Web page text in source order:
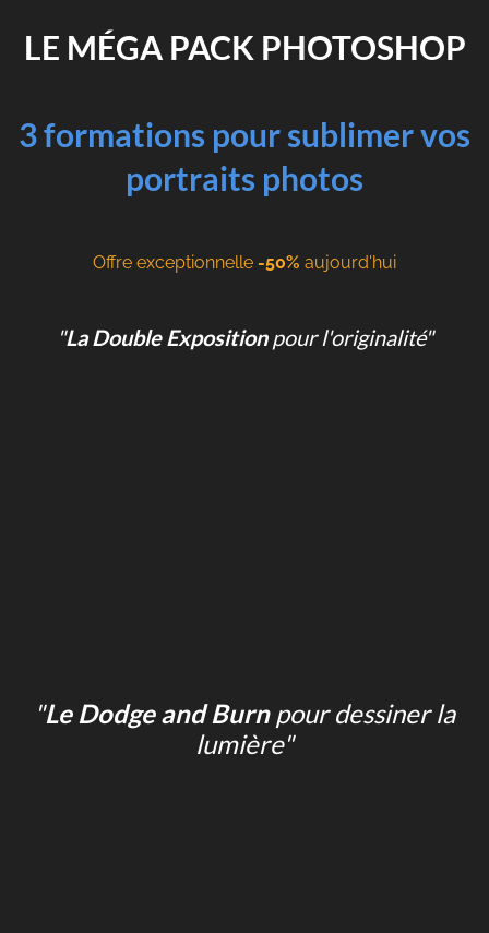
LE MÉGA PACK PHOTOSHOP
3 formations pour sublimer vos
portraits photos
Offre exceptionnelle -50% aujourd'hui
"La Double Expositionpour l'originalité"
"Le Dodge and Burn pour dessiner la
lumière"